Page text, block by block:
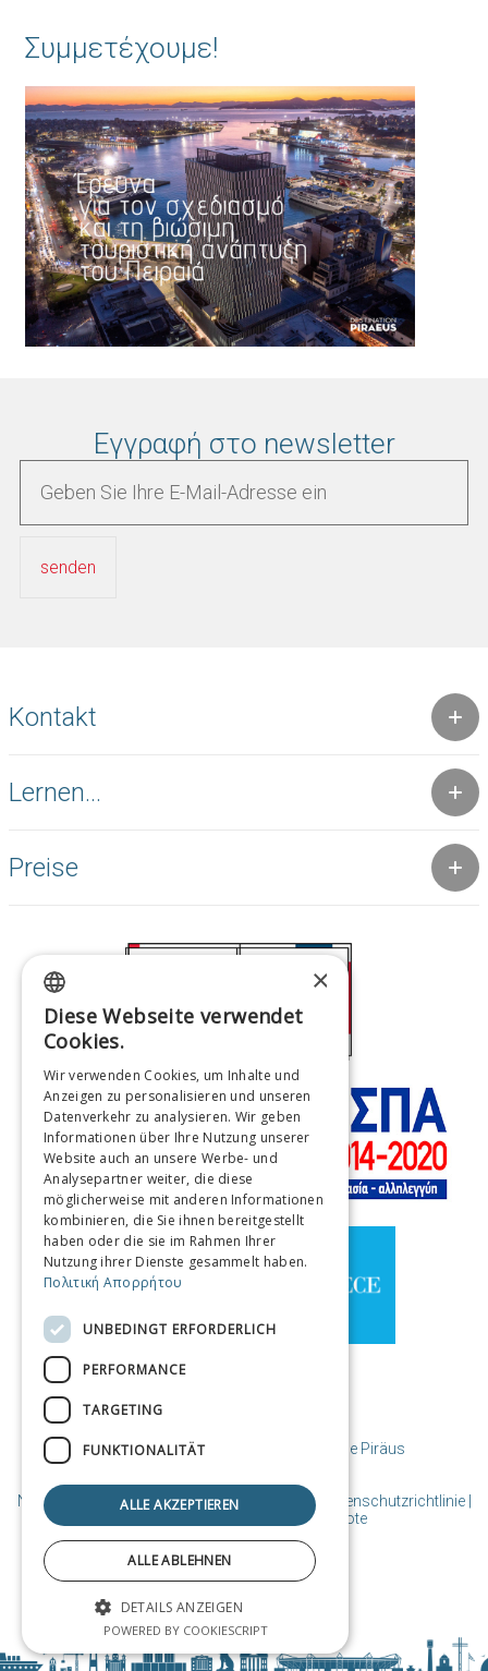
Συμμετέχουμε!
Εγγραφή στο newsletter
Kontakt
Lernen...
Preise
© Copyright Reiseziel Piräus / Gemeinde Piräus
Nutzungsbedingungen | Richtlinien-Cookies | Datenschutzrichtlinie|
Entworfen und erstellt von Cosmote
GREEK
FRENCH
ITALIAN
GERMAN
SPANISH
CHINESE (SIMPLIFIED)
CHINESE
×
Diese Webseite verwendet
Cookies.
Wir verwenden Cookies, um Inhalte und
Anzeigen zu personalisieren und unseren
Datenverkehr zu analysieren. Wir geben
Informationen über Ihre Nutzung unserer
Website auch an unsere Werbe- und
Analysepartner weiter, die diese
möglicherweise mit anderen Informationen
kombinieren, die Sie ihnen bereitgestellt
haben oder die sie im Rahmen Ihrer
Nutzung ihrer Dienste gesammelt haben.
Πολιτική Απορρήτου
UNBEDINGT ERFORDERLICH
PERFORMANCE
TARGETING
FUNKTIONALITÄT
ALLE AKZEPTIEREN
ALLE ABLEHNEN
DETAILS ANZEIGEN
POWERED BY COOKIESCRIPT